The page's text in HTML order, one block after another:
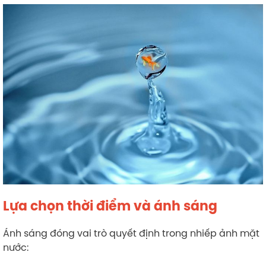
Lựa chọn thời điểm và ánh sáng
Ánh sáng đóng vai trò quyết định trong nhiếp ảnh mặt
nước: